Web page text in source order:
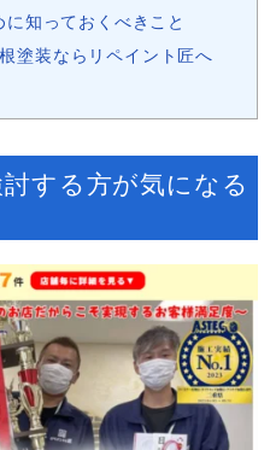
知っておくべきこと
塗装ならリペイント匠へ
する方が気になる